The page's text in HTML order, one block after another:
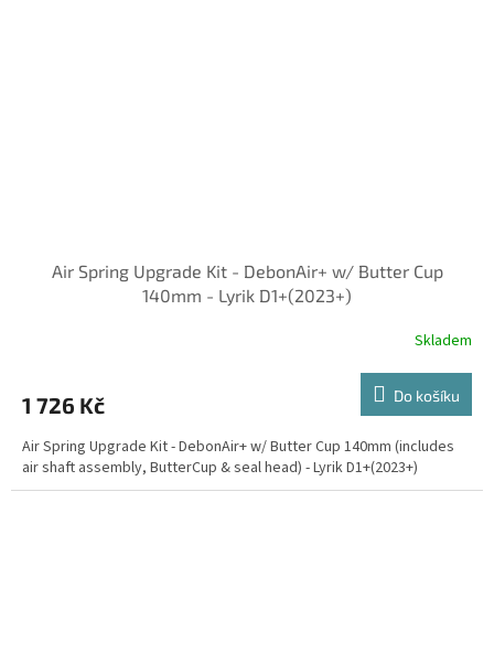
Air Spring Upgrade Kit - DebonAir+ w/ Butter Cup
140mm - Lyrik D1+(2023+)
Skladem
1 726 Kč Do košíku
Air Spring Upgrade Kit - DebonAir+ w/ Butter Cup 140mm (includes
air shaft assembly, ButterCup & seal head) - Lyrik D1+(2023+)